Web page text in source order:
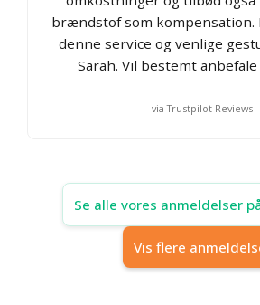
brændstof som kompensation.
denne service og venlige
Sarah. Vil bestemt
via Trustpilot Reviews
Se alle vores anmeldelser
Vis flere